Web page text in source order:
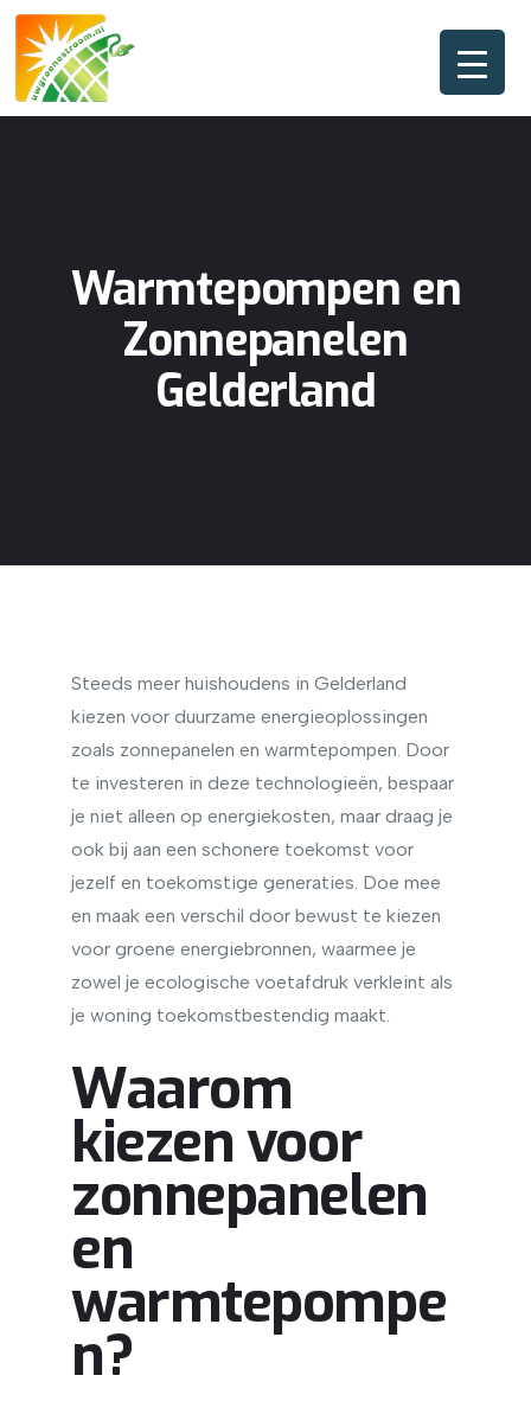
Warmtepompen en
Zonnepanelen
Gelderland
Steeds meer huishoudens in Gelderland
kiezen voor duurzame energieoplossingen
zoals zonnepanelen en warmtepompen. Door
te investeren in deze technologieën, bespaar
je niet alleen op energiekosten, maar draag je
ook bij aan een schonere toekomst voor
jezelf en toekomstige generaties. Doe mee
en maak een verschil door bewust te kiezen
voor groene energiebronnen, waarmee je
zowel je ecologische voetafdruk verkleint als
je woning toekomstbestendig maakt.
Waarom
kiezen voor
zonnepanelen
en
warmtepompe
n?